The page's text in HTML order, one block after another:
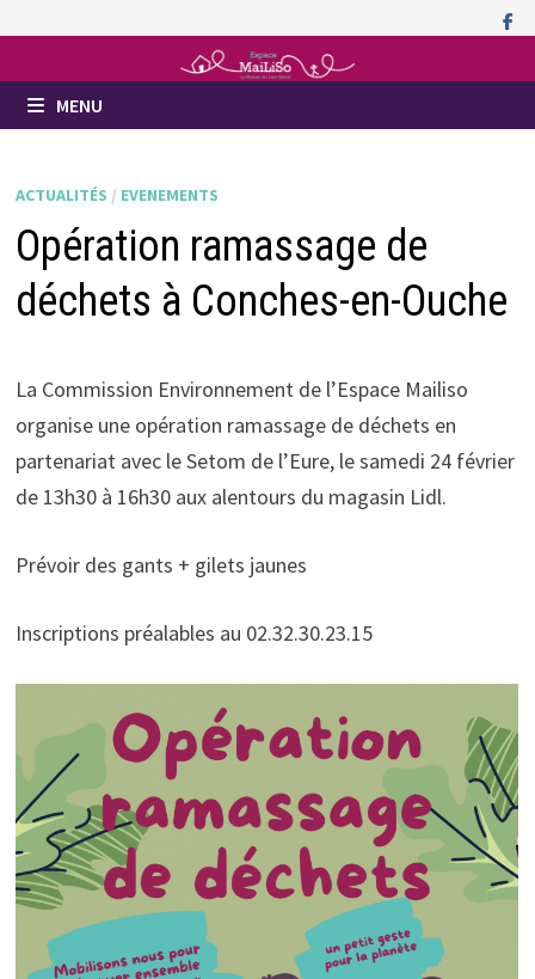
contenu
MENU
ACTUALITÉS / EVENEMENTS
Opération ramassage de
déchets à Conches-en-Ouche
La Commission Environnement de l’Espace Mailiso
organise une opération ramassage de déchets en
partenariat avec le Setom de l’Eure, le samedi 24 février
de 13h30 à 16h30 aux alentours du magasin Lidl.
Prévoir des gants + gilets jaunes
Inscriptions préalables au 02.32.30.23.15